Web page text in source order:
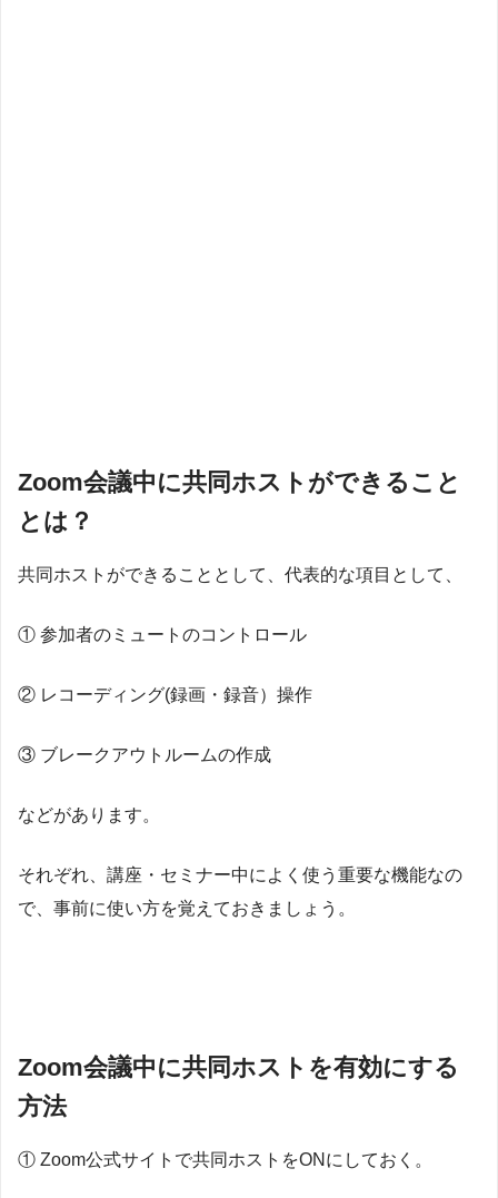
Zoom会議中に共同ホストができること
とは？
共同ホストができることとして、代表的な項目として、
① 参加者のミュートのコントロール
② レコーディング(録画・録音）操作
③ ブレークアウトルームの作成
などがあります。
それぞれ、講座・セミナー中によく使う重要な機能なの
で、事前に使い方を覚えておきましょう。
Zoom会議中に共同ホストを有効にする
方法
① Zoom公式サイトで共同ホストをONにしておく。